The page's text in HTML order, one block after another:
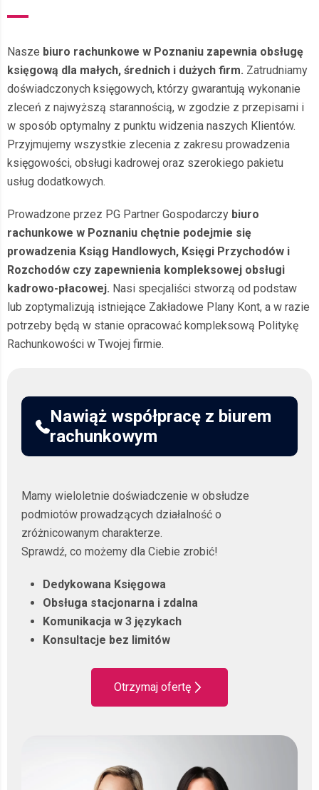
Nasze biuro rachunkowe w Poznaniu zapewnia obsługę
księgową dla małych, średnich i dużych firm. Zatrudniamy
doświadczonych księgowych, którzy gwarantują wykonanie
zleceń z najwyższą starannością, w zgodzie z przepisami i
w sposób optymalny z punktu widzenia naszych Klientów.
Przyjmujemy wszystkie zlecenia z zakresu prowadzenia
księgowości, obsługi kadrowej oraz szerokiego pakietu
usług dodatkowych.
Prowadzone przez PG Partner Gospodarczy biuro
rachunkowe w Poznaniu chętnie podejmie się
prowadzenia Ksiąg Handlowych, Księgi Przychodów i
Rozchodów czy zapewnienia kompleksowej obsługi
kadrowo-płacowej. Nasi specjaliści stworzą od podstaw
lub zoptymalizują istniejące Zakładowe Plany Kont, a w razie
potrzeby będą w stanie opracować kompleksową Politykę
Rachunkowości w Twojej firmie.
Nawiąż współpracę z biurem
rachunkowym
Mamy wieloletnie doświadczenie w obsłudze
podmiotów prowadzących działalność o
zróżnicowanym charakterze.
Sprawdź, co możemy dla Ciebie zrobić!
Dedykowana Księgowa
Obsługa stacjonarna i zdalna
Komunikacja w 3 językach
Konsultacje bez limitów
Otrzymaj ofertę